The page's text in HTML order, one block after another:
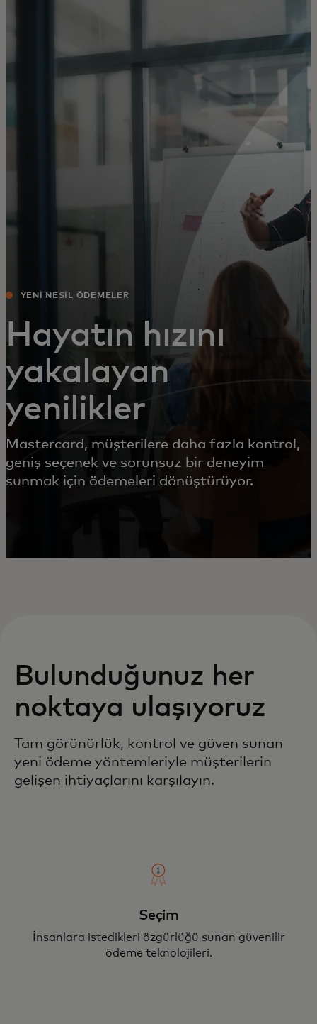
Kurumunuz için
İnovasyon liderleri için
Haberler ve trendler
YENİ NESİL ÖDEMELER
Hayatın hızını
yakalayan
yenilikler
Mastercard, müşterilere daha fazla kontrol,
geniş seçenek ve sorunsuz bir deneyim
sunmak için ödemeleri dönüştürüyor.
Bulunduğunuz her
noktaya ulaşıyoruz
Tam görünürlük, kontrol ve güven sunan
yeni ödeme yöntemleriyle müşterilerin
gelişen ihtiyaçlarını karşılayın.
Seçim
İnsanlara istedikleri özgürlüğü sunan güvenilir
ödeme teknolojileri.